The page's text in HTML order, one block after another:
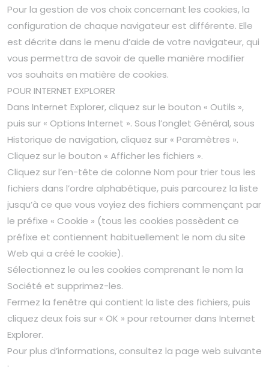
Pour la gestion de vos choix concernant les cookies, la
configuration de chaque navigateur est différente. Elle
est décrite dans le menu d’aide de votre navigateur, qui
vous permettra de savoir de quelle manière modifier
vos souhaits en matière de cookies.
POUR INTERNET EXPLORER
Dans Internet Explorer, cliquez sur le bouton « Outils »,
puis sur « Options Internet ». Sous l’onglet Général, sous
Historique de navigation, cliquez sur « Paramètres ».
Cliquez sur le bouton « Afficher les fichiers ».
Cliquez sur l’en-tête de colonne Nom pour trier tous les
fichiers dans l’ordre alphabétique, puis parcourez la liste
jusqu’à ce que vous voyiez des fichiers commençant par
le préfixe « Cookie » (tous les cookies possèdent ce
préfixe et contiennent habituellement le nom du site
Web qui a créé le cookie).
Sélectionnez le ou les cookies comprenant le nom la
Société et supprimez-les.
Fermez la fenêtre qui contient la liste des fichiers, puis
cliquez deux fois sur « OK » pour retourner dans Internet
Explorer.
Pour plus d’informations, consultez la page web suivante